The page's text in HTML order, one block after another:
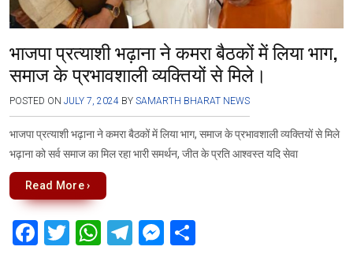
भाजपा प्रत्याशी भढ़ाना ने कमरा बैठकों में लिया भाग,
समाज के प्रभावशाली व्यक्तियों से मिले।
POSTED ON JULY 7, 2024 BY SAMARTH BHARAT NEWS
भाजपा प्रत्याशी भढ़ाना ने कमरा बैठकों में लिया भाग, समाज के प्रभावशाली व्यक्तियों से मिले
भढ़ाना को सर्व समाज का मिल रहा भारी समर्थन, जीत के प्रति आश्वस्त यदि सेवा
Read More ›
F
T
W T
M